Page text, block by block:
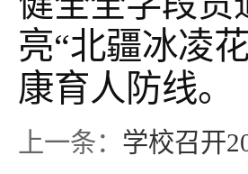
亮“北疆冰凌
康育人防线。
上一条： 学校召开